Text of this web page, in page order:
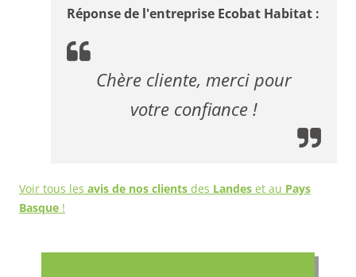
Réponse de l'entreprise Ecobat Habitat :
Chère cliente, merci pour
votre confiance !
Voir tous les avis de nos clients des Landes et au Pays
Basque !